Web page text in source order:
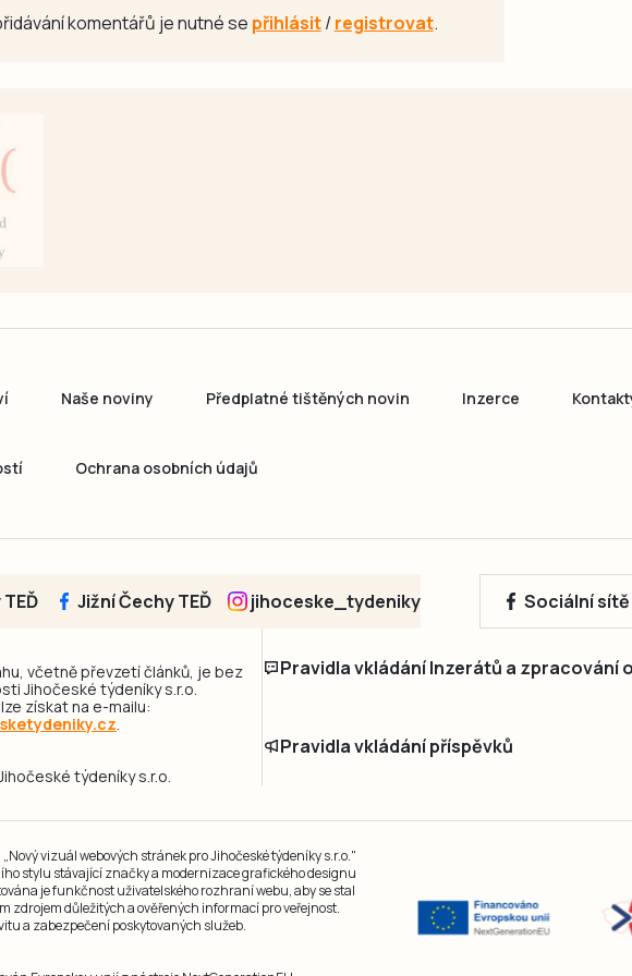
komentářů je nutné se přihlásit/registrovat.
Naše noviny Předplatné tištěných novin Inzerce
Ochrana osobních údajů
Jižní Čechy TEĎ jihoceske_tydeniky Sociální
včetně převzetí článků, je bez
Jihočeské týdeníky s.r.o.
získat na e-mailu:
.
týdeníky s.r.o.
Pravidla vkládání Inzerátů a zpracování
Pravidla vkládání příspěvků
vizuál webových stránek pro Jihočeské týdeníky s.r.o."
stylu stávající značky a modernizace grafického designu
je funkčnost uživatelského rozhraní webu, aby se stal
zdrojem důležitých a ověřených informací pro veřejnost.
a zabezpečení poskytovaných služeb.